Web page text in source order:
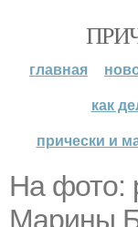
главная
как
прически и
На фото:
Марины